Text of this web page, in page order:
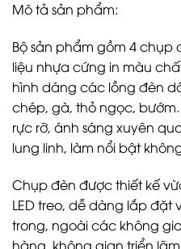
Mô tả sản phẩm:
Bộ sản phẩm gồm 4 chụp
liệu nhựa cứng in màu
hình dáng các lồng đèn
chép, gà, thỏ ngọc, bướm.
rực rỡ, ánh sáng xuyên
lung linh, làm nổi bật
Chụp đèn được thiết kế
LED treo, dễ dàng lắp đặt
trong, ngoài các không
hàng, không gian triển